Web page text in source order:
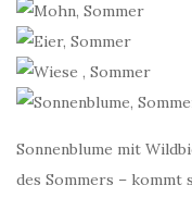
Sonnenblume mit
des Sommers – kommt